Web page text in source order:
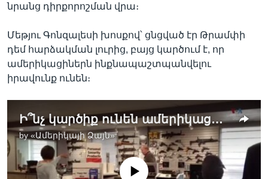
նրանց դիրքորոշման վրա։
Մեթյու Գոնզալեսի խոսքով՝ ցնցված էր Թրամփի
դեմ հարձակման լուրից, բայց կարծում է, որ
ամերիկացիներն ինքնապաշտպանվելու
իրավունք ունեն։
Ի՞նչ կարծիք ունեն ամերիկացի զենքի սեփականատերերը հրազեն ունենալու հարցում Թրամփի դեմ մահափորձերից հետո
by«Ամերիկայի Ձայն»
No media source currently available